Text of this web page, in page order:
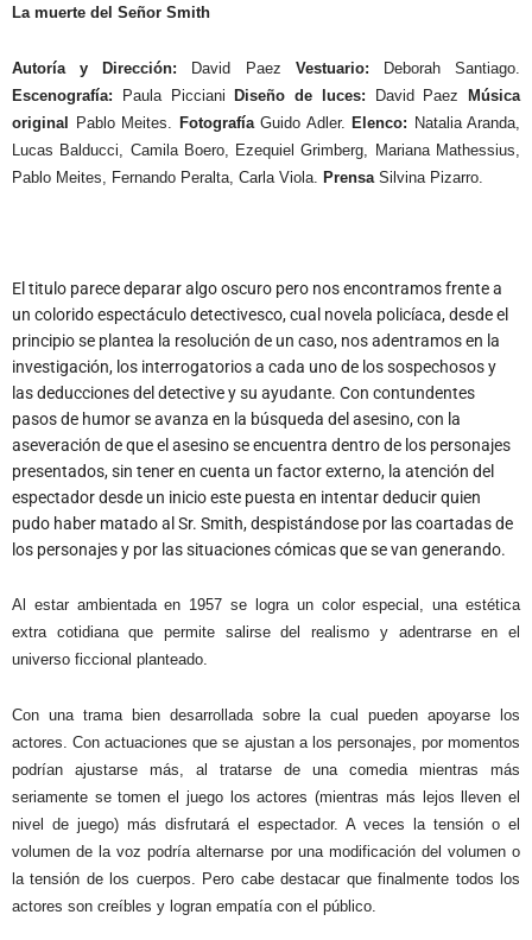
La muerte del Señor Smith
Autoría y Dirección: David Paez Vestuario: Deborah Santiago.
Escenografía: Paula Picciani Diseño de luces: David Paez
Música
original
Pablo Meites. FotografíaGuido Adler. Elenco: Natalia Aranda,
Lucas Balducci, Camila Boero, Ezequiel Grimberg, Mariana Mathessius,
Pablo Meites, Fernando Peralta, Carla Viola.
Prensa Silvina Pizarro.
El titulo parece deparar algo oscuro pero nos encontramos frente a
un colorido espectáculo detectivesco, cual novela policíaca, desde el
principio se plantea la resolución de un caso, nos adentramos en la
investigación, los interrogatorios a cada uno de los sospechosos y
las deducciones del detective y su ayudante. Con contundentes
pasos de humor se avanza en la búsqueda del asesino, con la
aseveración de que el asesino se encuentra dentro de los personajes
presentados, sin tener en cuenta un factor externo, la atención del
espectador desde un inicio este puesta en intentar deducir quien
pudo haber matado al Sr. Smith, despistándose por las coartadas de
los personajes y por las situaciones cómicas que se van generando.
Al estar ambientada en 1957 se logra un color especial, una estética
extra cotidiana que permite salirse del realismo y adentrarse en el
universo ficcional planteado.
Con una trama bien desarrollada sobre la cual pueden apoyarse los
actores. Con actuaciones que se ajustan a los personajes, por momentos
podrían ajustarse más, al tratarse de una comedia mientras más
seriamente se tomen el juego los actores (mientras más lejos lleven el
nivel de juego) más disfrutará el espectador. A veces la tensión o el
volumen de la voz podría alternarse por una modificación del volumen o
la tensión de los cuerpos. Pero cabe destacar que finalmente todos los
actores son creíbles y logran empatía con el público.